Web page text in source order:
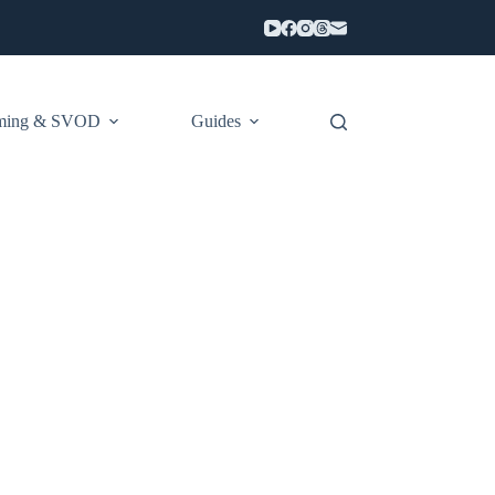
& SVOD Guides